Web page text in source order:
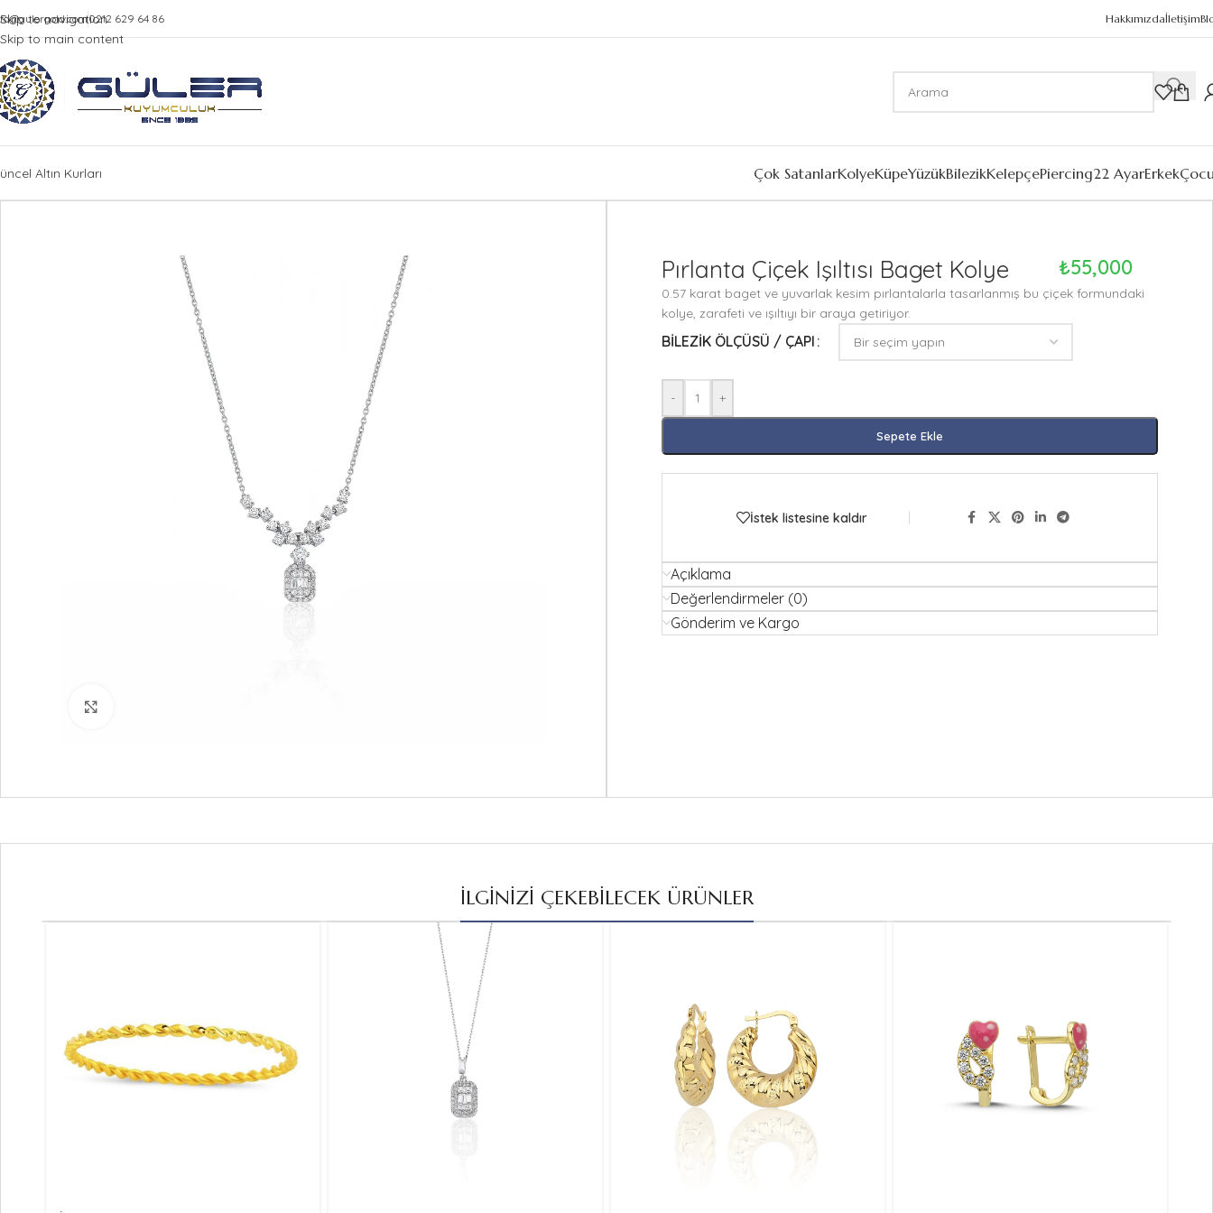
Skip to navigation
Skip to main content
0212 629 64 86 Hakkımızdaİletişim
Altın Kurları Çok SatanlarKolyeKüpeYüzükBilezikKelepçePiercing22 AyarErkek
Pırlanta Çiçek Işıltısı Baget Kolye ₺55,000
0.57 karat baget ve yuvarlak kesim pırlantalarla tasarlanmış bu çiçek formundaki
kolye, zarafeti ve ışıltıyı bir araya getiriyor.
BILEZIK ÖLÇÜSÜ / ÇAPI
- +
Sepete Ekle
İstek listesine kaldır
Açıklama
Değerlendirmeler (0)
Gönderim ve Kargo
İLGİNİZİ ÇEKEBİLECEK ÜRÜNLER